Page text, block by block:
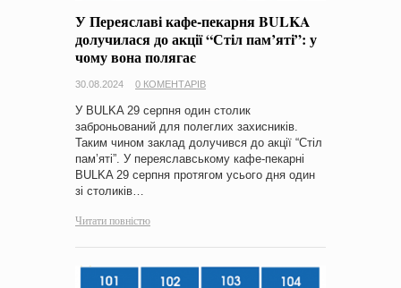
У Переяславі кафе-пекарня BULKA
долучилася до акції “Стіл пам’яті”: у
чому вона полягає
30.08.2024 0 КОМЕНТАРІВ
У BULKA 29 серпня один столик
заброньований для полеглих захисників.
Таким чином заклад долучився до акції “Стіл
пам’яті”. У переяславському кафе-пекарні
BULKA 29 серпня протягом усього дня один
зі столиків…
Читати повністю